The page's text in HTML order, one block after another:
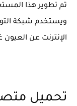
الإنترنت عن
تحميل متصفح